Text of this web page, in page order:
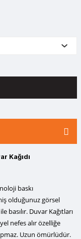
Kağıdı
baskı
olduğunuz görsel
Duvar Kağıtları
nefes alır özelliğe
Uzun ömürlüdür.